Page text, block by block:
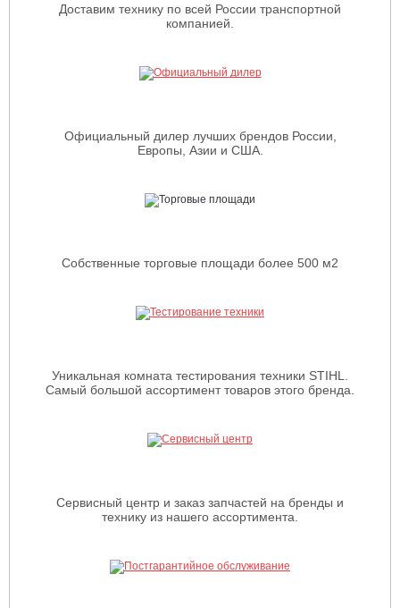
Доставим технику по всей России транспортной
компанией.
Официальный дилер лучших брендов России,
Европы, Азии и США.
Собственные торговые площади более 500 м2
Уникальная комната тестирования техники STIHL.
Самый большой ассортимент товаров этого бренда.
Сервисный центр и заказ запчастей на бренды и
технику из нашего ассортимента.